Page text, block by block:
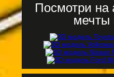
Посмотри на
мечты